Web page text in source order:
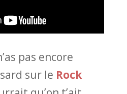
pas encore
sur le Rock